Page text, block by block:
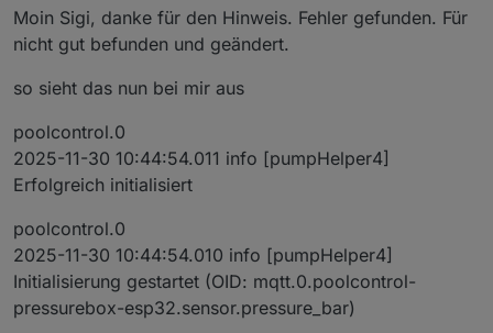
poolcontrol.0
2025-11-30 01:43:28.958	info
poolcontrol.0
poolcontrol.0
poolcontrol.0
2025-11-30 01:43:28.957	info
poolcontrol.0
poolcontrol.0
2025-11-30 01:43:28.956	info
poolcontrol.0
2025-11-30 01:43:28.954	info
poolcontrol.0
2025-11-30 01:43:28.794	info
Moin Sigi, danke für den Hinweis. Fehler gefunden. Für
nicht gut befunden und geändert.
so sieht das nun bei mir aus
poolcontrol.0
2025-11-30 10:44:54.011 info [pumpHelper4]
Erfolgreich initialisiert
poolcontrol.0
2025-11-30 10:44:54.010 info [pumpHelper4]
Initialisierung gestartet (OID: mqtt.0.poolcontrol-
pressurebox-esp32.sensor.pressure_bar)